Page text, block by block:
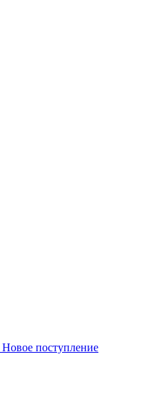
Новое поступление